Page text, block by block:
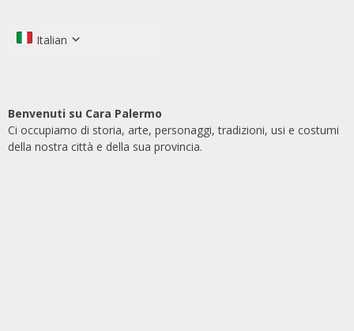
Italian
Benvenuti su Cara Palermo
Ci occupiamo di storia, arte, personaggi, tradizioni, usi e costumi
della nostra città e della sua provincia.